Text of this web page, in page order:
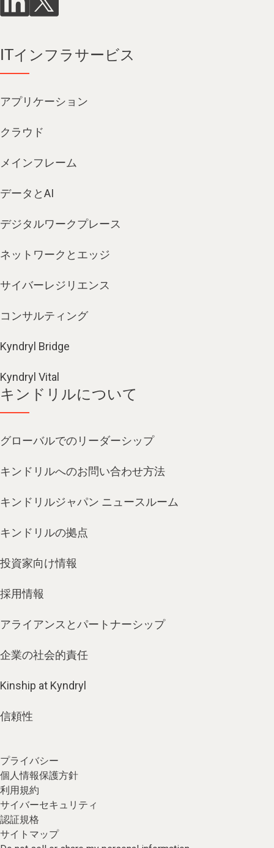
ITインフラサービス
アプリケーション
クラウド
メインフレーム
データとAI
デジタルワークプレース
ネットワークとエッジ
サイバーレジリエンス
コンサルティング
Kyndryl Bridge
Kyndryl Vital
キンドリルについて
グローバルでのリーダーシップ
キンドリルへのお問い合わせ方法
キンドリルジャパン ニュースルーム
キンドリルの拠点
投資家向け情報
採用情報
アライアンスとパートナーシップ
企業の社会的責任
Kinship at Kyndryl
信頼性
プライバシー
個人情報保護方針
利用規約
サイバーセキュリティ
認証規格
サイトマップ